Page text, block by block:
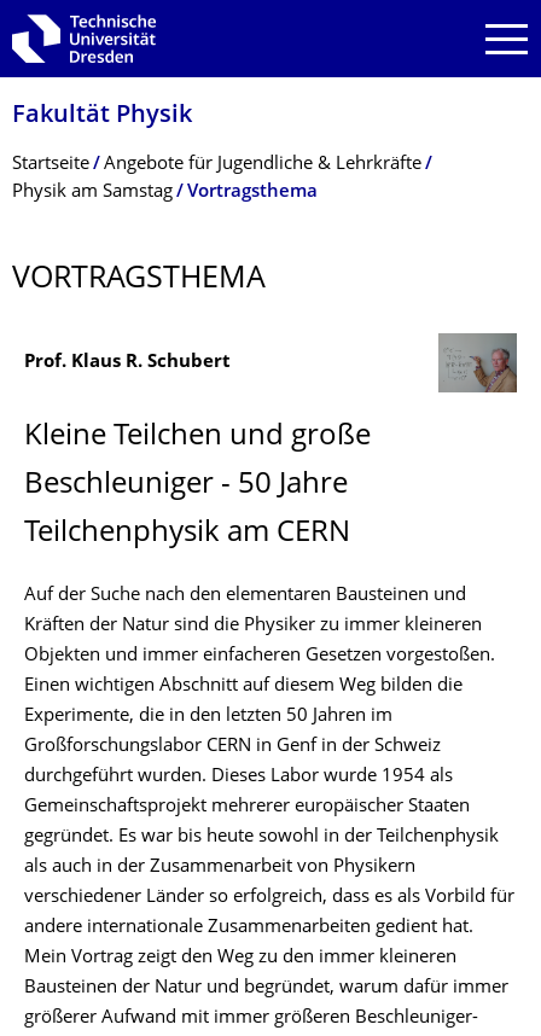
Zur Hauptnavigation springen
Zur Suche springen
Zum Inhalt springen
Fakultät Physik
Breadcrumb-Menü
Startseite
Angebote für Jugendliche & Lehrkräfte
Physik am Samstag
Vortragsthema
VORTRAGSTHEMA
Prof. Klaus R. Schubert
Kleine Teilchen und große
Beschleuniger - 50 Jahre
Teilchenphysik am CERN
Auf der Suche nach den elementaren Bausteinen und
Kräften der Natur sind die Physiker zu immer kleineren
Objekten und immer einfacheren Gesetzen vorgestoßen.
Einen wichtigen Abschnitt auf diesem Weg bilden die
Experimente, die in den letzten 50 Jahren im
Großforschungslabor CERN in Genf in der Schweiz
durchgeführt wurden. Dieses Labor wurde 1954 als
Gemeinschaftsprojekt mehrerer europäischer Staaten
gegründet. Es war bis heute sowohl in der Teilchenphysik
als auch in der Zusammenarbeit von Physikern
verschiedener Länder so erfolgreich, dass es als Vorbild für
andere internationale Zusammenarbeiten gedient hat.
Mein Vortrag zeigt den Weg zu den immer kleineren
Bausteinen der Natur und begründet, warum dafür immer
größerer Aufwand mit immer größeren Beschleuniger-